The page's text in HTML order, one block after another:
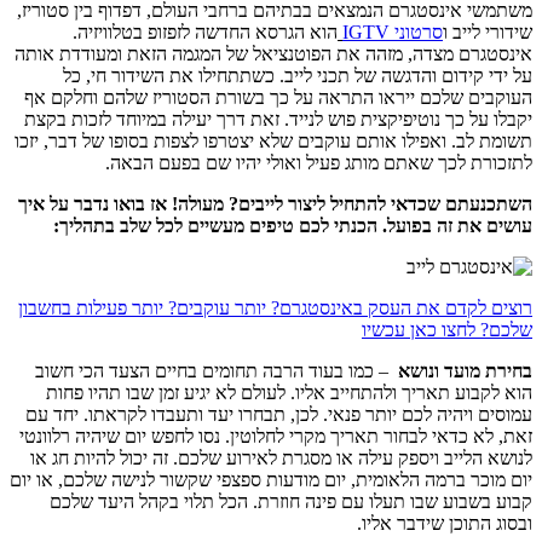
משתמשי אינסטגרם הנמצאים בבתיהם ברחבי העולם, דפדוף בין סטוריז,
שידורי לייב וסרטוני IGTV
הוא הגרסא החדשה לזפזופ בטלוויזיה.
אינסטגרם מצדה, מזהה את הפוטנציאל של המגמה הזאת ומעודדת אותה
על ידי קידום והדגשה של תכני לייב. כשתתחילו את השידור חי, כל
העוקבים שלכם ייראו התראה על כך בשורת הסטוריז שלהם וחלקם אף
יקבלו על כך נוטיפיקצית פוש לנייד. זאת דרך יעילה במיוחד לזכות בקצת
תשומת לב. ואפילו אותם עוקבים שלא יצטרפו לצפות בסופו של דבר, יזכו
לתזכורת לכך שאתם מותג פעיל ואולי יהיו שם בפעם הבאה.
השתכנעתם שכדאי להתחיל ליצור לייבים? מעולה! אז בואו נדבר על איך
עושים את זה בפועל. הכנתי לכם טיפים מעשיים לכל שלב בתהליך:
רוצים לקדם את העסק באינסטגרם? יותר עוקבים? יותר פעילות בחשבון
שלכם? לחצו כאן עכשיו
בחירת מועד ונושא – כמו בעוד הרבה תחומים בחיים הצעד הכי חשוב
הוא לקבוע תאריך ולהתחייב אליו. לעולם לא יגיע זמן שבו תהיו פחות
עמוסים ויהיה לכם יותר פנאי. לכן, תבחרו יעד ותעבדו לקראתו. יחד עם
זאת, לא כדאי לבחור תאריך מקרי לחלוטין. נסו לחפש יום שיהיה רלוונטי
לנושא הלייב ויספק עילה או מסגרת לאירוע שלכם. זה יכול להיות חג או
יום מוכר ברמה הלאומית, יום מודעות ספצפי שקשור לנישה שלכם, או יום
קבוע בשבוע שבו תעלו עם פינה חוזרת. הכל תלוי בקהל היעד שלכם
ובסוג התוכן שידבר אליו.